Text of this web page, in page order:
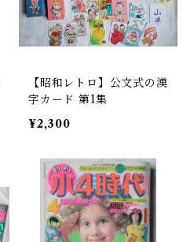
【昭和レトロ】公文式の漢
字カード 第1集
¥2,300